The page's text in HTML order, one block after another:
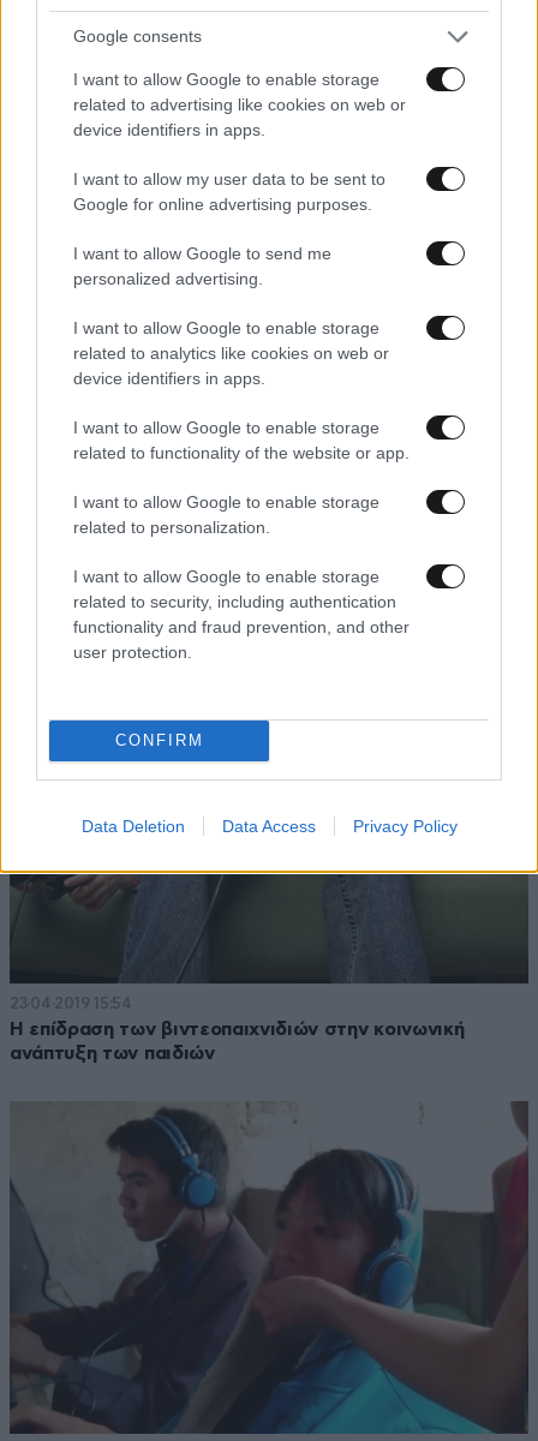
Google consents
I want to allow Google to enable storage
related to advertising like cookies on web or
device identifiers in apps.
I want to allow my user data to be sent to
Google for online advertising purposes.
I want to allow Google to send me
personalized advertising.
I want to allow Google to enable storage
related to analytics like cookies on web or
device identifiers in apps.
I want to allow Google to enable storage
related to functionality of the website or app.
I want to allow Google to enable storage
related to personalization.
I want to allow Google to enable storage
related to security, including authentication
functionality and fraud prevention, and other
user protection.
CONFIRM
Data Deletion Data Access Privacy Policy
06·11·2019 04:24
Ηλεκτρονικά με οθόνες συνδέονται με δομικές αλλαγές
Εθισμός στο διαδίκτυο και παιδιά: Τα συμπτώματα και
πώς αντιμετωπίζονται
23·04·2019 15:54
Η επίδραση των βιντεοπαιχνιδιών στην κοινωνική
ανάπτυξη των παιδιών